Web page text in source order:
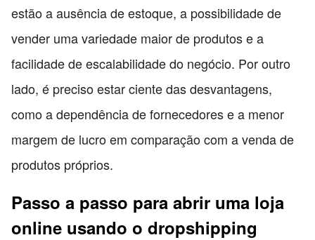
estão a ausência de estoque, a possibilidade de
vender uma variedade maior de produtos e a
facilidade de escalabilidade do negócio. Por outro
lado, é preciso estar ciente das desvantagens,
como a dependência de fornecedores e a menor
margem de lucro em comparação com a venda de
produtos próprios.
Passo a passo para abrir uma loja
online usando o dropshipping